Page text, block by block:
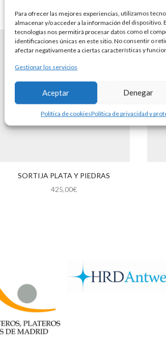
Para ofrecer las mejores experiencias, utilizamos
almacenar y/o acceder a la información del dispositivo.
tecnologías nos permitirá procesar datos como el
identificaciones únicas en este sitio. No consentir o
afectar negativamente a ciertas características y
Gestionar los servicios
Aceptar Denegar
Política de cookiesPolítica de privacidad y
SORTIJA PLATA Y PIEDRAS
425,00€